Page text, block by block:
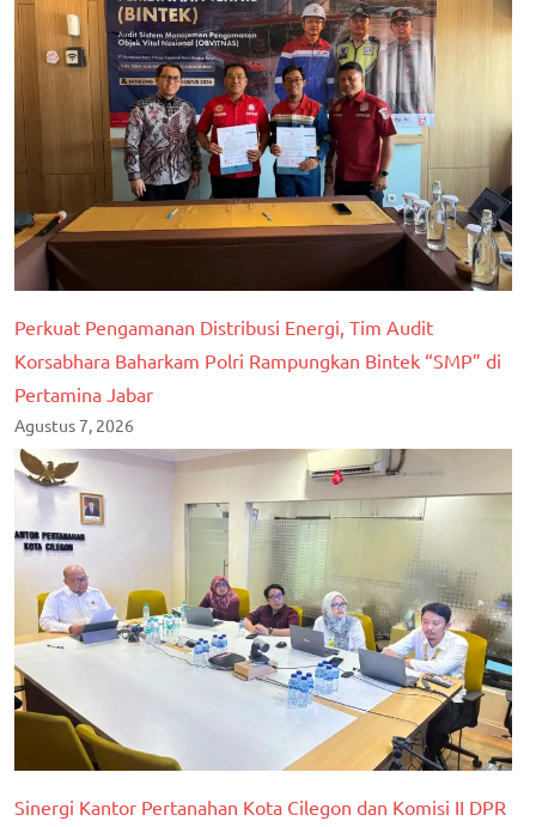
Perkuat Pengamanan Distribusi Energi, Tim Audit
Korsabhara Baharkam Polri Rampungkan Bintek “SMP” di
Pertamina Jabar
Agustus 7, 2026
Sinergi Kantor Pertanahan Kota Cilegon dan Komisi II DPR